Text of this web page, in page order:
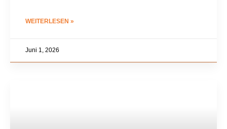
WEITERLESEN »
Juni 1, 2026